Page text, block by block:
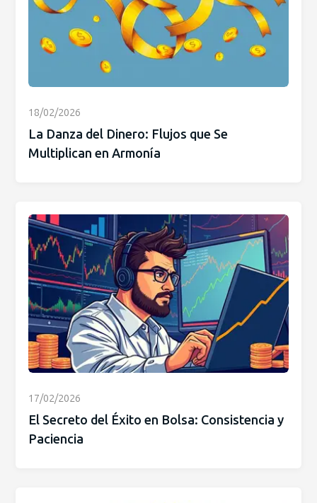
18/02/2026
La Danza del Dinero: Flujos que Se
Multiplican en Armonía
17/02/2026
El Secreto del Éxito en Bolsa: Consistencia y
Paciencia